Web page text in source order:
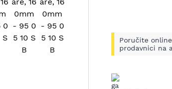
Poručite
prodavnici na